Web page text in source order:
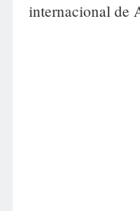
internacional de